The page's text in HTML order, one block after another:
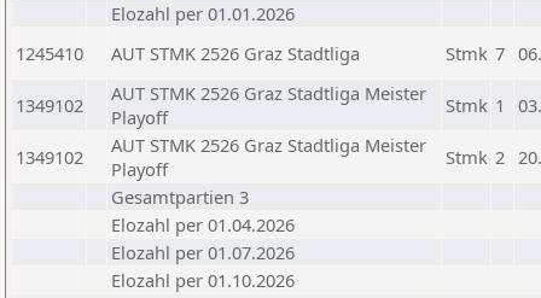
Elozahl per 01.01.2026
1245410
AUT STMK 2526 Graz Stadtliga Stmk 7
1349102
AUT STMK 2526 Graz Stadtliga Meister
Playoff
Stmk 1
1349102
AUT STMK 2526 Graz Stadtliga Meister
Playoff
Stmk 2
Gesamtpartien 3
Elozahl per 01.04.2026
Elozahl per 01.07.2026
Elozahl per 01.10.2026